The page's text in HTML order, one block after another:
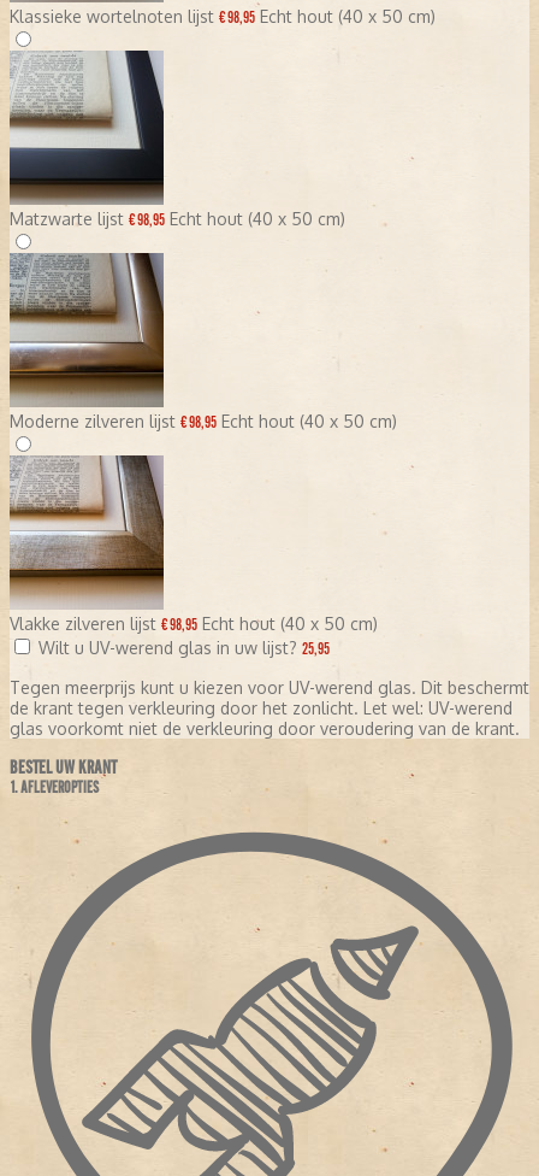
Klassieke wortelnoten lijst € 98,95 Echt hout (40 x 50 cm)
Matzwarte lijst € 98,95 Echt hout (40 x 50 cm)
Moderne zilveren lijst € 98,95 Echt hout (40 x 50 cm)
Vlakke zilveren lijst € 98,95 Echt hout (40 x 50 cm)
Wilt u UV-werend glas in uw lijst? 25,95
Tegen meerprijs kunt u kiezen voor UV-werend glas. Dit beschermt
de krant tegen verkleuring door het zonlicht. Let wel: UV-werend
glas voorkomt niet de verkleuring door veroudering van de krant.
BESTEL UW KRANT
1. AFLEVEROPTIES